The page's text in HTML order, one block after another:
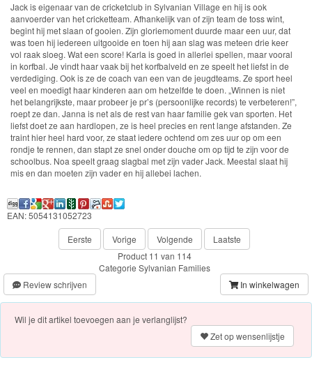
Town
Series
Aquabeads
Baby
Born
Baby
Knuffels
Schleich
Enchantimals
Shimmer
Shine
Jack is eigenaar van de cricketclub in Sylvanian Village en hij is ook
aanvoerder van het cricketteam. Afhankelijk van of zijn team de toss wint,
begint hij met slaan of gooien. Zijn gloriemoment duurde maar een uur, dat
was toen hij iedereen uitgooide en toen hij aan slag was meteen drie keer
vol raak sloeg. Wat een score! Karla is goed in allerlei spellen, maar vooral
in korfbal. Je vindt haar vaak bij het korfbalveld en ze speelt het liefst in de
verdediging. Ook is ze de coach van een van de jeugdteams. Ze sport heel
veel en moedigt haar kinderen aan om hetzelfde te doen. „Winnen is niet
het belangrijkste, maar probeer je pr’s (persoonlijke records) te verbeteren!”,
roept ze dan. Janna is net als de rest van haar familie gek van sporten. Het
liefst doet ze aan hardlopen, ze is heel precies en rent lange afstanden. Ze
traint hier heel hard voor, ze staat iedere ochtend om zes uur op om een
rondje te rennen, dan stapt ze snel onder douche om op tijd te zijn voor de
schoolbus. Noa speelt graag slagbal met zijn vader Jack. Meestal slaat hij
mis en dan moeten zijn vader en hij allebei lachen.
EAN: 5054131052723
Eerste
Vorige Volgende
Laatste
Product 11 van 114
Categorie Sylvanian Families
Review schrijven
In winkelwagen
Wil je dit artikel toevoegen aan je verlanglijst?
Zet op wensenlijstje